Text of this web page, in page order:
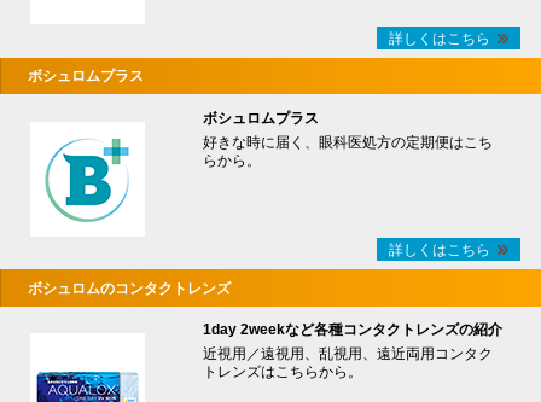
詳しくはこちら
ボシュロムプラス
ボシュロムプラス
好きな時に届く、眼科医処方の定期便はこち
らから。
詳しくはこちら
ボシュロムのコンタクトレンズ
1day 2weekなど各種コンタクトレンズの紹介
近視用／遠視用、乱視用、遠近両用コンタク
トレンズはこちらから。